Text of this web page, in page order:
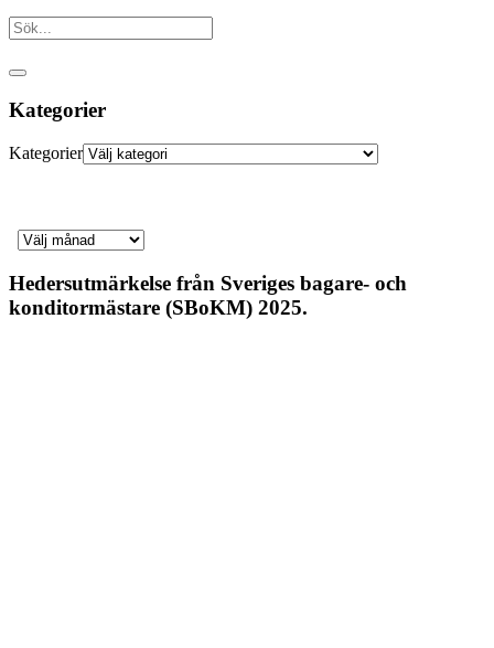
Kategorier
Kategorier
Hedersutmärkelse från Sveriges bagare- och
konditormästare (SBoKM) 2025.